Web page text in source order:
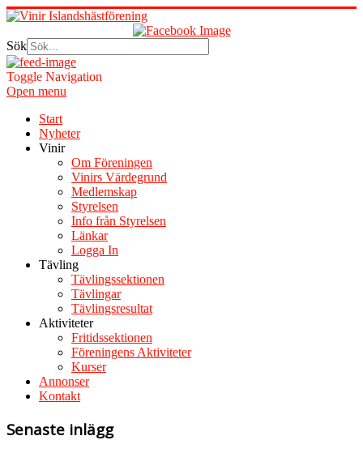
Sök
Toggle Navigation
Open menu
Start
Nyheter
Vinir
Om Föreningen
Vinirs Värdegrund
Medlemskap
Styrelsen
Info från Styrelsen
Länkar
Logga In
Tävling
Tävlingssektionen
Tävlingar
Tävlingsresultat
Aktiviteter
Fritidssektionen
Föreningens Aktiviteter
Kurser
Annonser
Kontakt
Senaste inlägg